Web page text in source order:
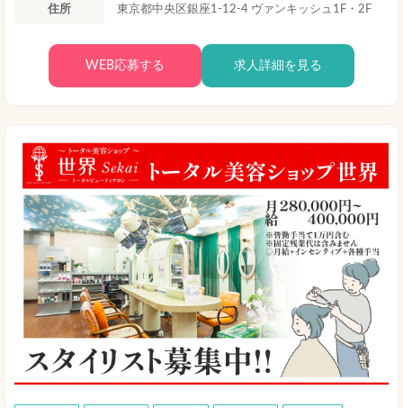
住所 東京都中央区銀座1-12-4 ヴァンキッシュ1F・2F
WEB応募する 求人詳細を見る